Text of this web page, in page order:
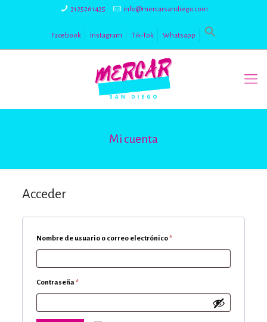
3125261435 info@mercarsandiego.com
Facebook Instagram Tik-Tok Whatsapp
Mi cuenta
Acceder
Nombre de usuario o correo electrónico*Obligatorio
Contraseña*Obligatorio